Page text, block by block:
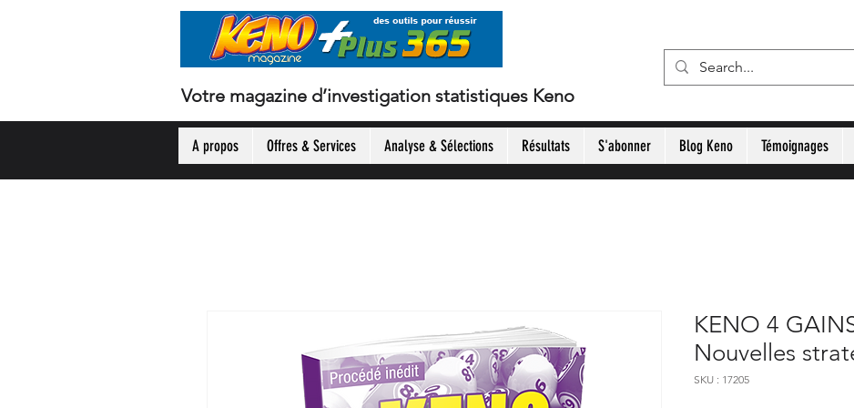
Votre magazine d’investigation statistiques Keno
A propos Offres & Services Analyse & Sélections Résultats S'abonner Blog Keno Témoignages
KENO 4
Nouvelles
SKU : 17205